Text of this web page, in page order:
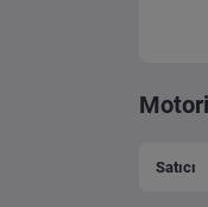
Satıcı